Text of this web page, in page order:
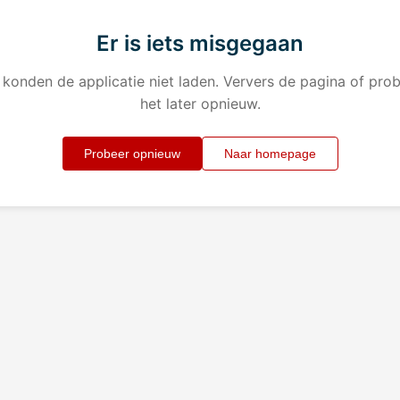
Er is iets misgegaan
konden de applicatie niet laden. Ververs de pagina of
het later opnieuw.
Probeer opnieuw Naar homepage